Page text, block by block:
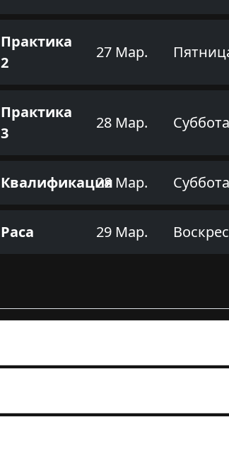
Практика
2
27 Мар.
Практика
3
28 Мар. Суббота
Квалификация28 Мар. Суббота
Раса 29 Мар.